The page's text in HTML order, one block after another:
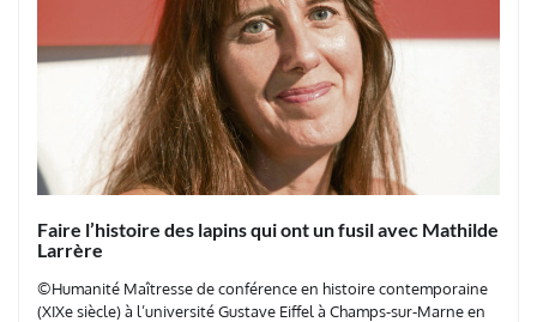
Faire l’histoire des lapins qui ont un fusil avec Mathilde
Larrère
©Humanité Maîtresse de conférence en histoire contemporaine
(XIXe siècle) à l’université Gustave Eiffel à Champs-sur-Marne en